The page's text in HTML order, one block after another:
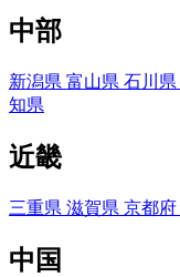
中部
新潟県 富山県 石川県
知県
近畿
三重県 滋賀県 京都府
中国